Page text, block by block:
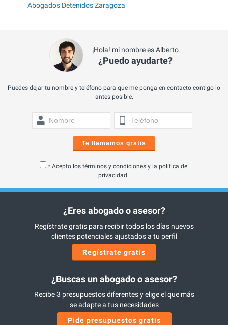
Abogados Detenidos Zaragoza
¡Hola! mi nombre es Alberto
¿Puedo ayudarte?
Puedes dejar tu nombre y teléfono para que me ponga en contacto contigo lo
antes posible.
Te llamamos gratis
* Acepto los términos y condiciones y la política de
privacidad
¿Eres abogado o asesor?
Regístrate gratis para recibir todos los días nuevos
clientes potenciales ajustados a tu perfil
Regístrate gratis
¿Buscas un abogado o asesor?
Recibe 3 presupuestos diferentes y elige el que más
se adapte a tus necesidades
Pide presupuestos gratis